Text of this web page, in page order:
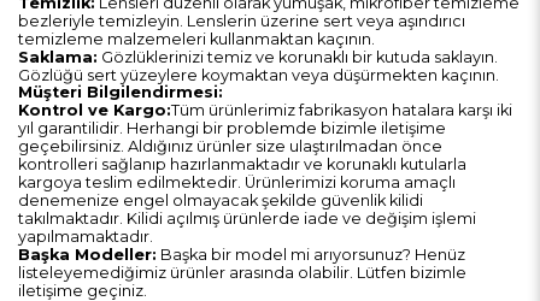
bezleriyle temizleyin. Lenslerin üzerine sert veya aşındırıcı
temizleme malzemeleri kullanmaktan kaçının.
Saklama: Gözlüklerinizi temiz ve korunaklı bir kutuda saklayın.
Gözlüğü sert yüzeylere koymaktan veya düşürmekten kaçının.
Müşteri Bilgilendirmesi:
Kontrol ve Kargo:Tüm ürünlerimiz fabrikasyon hatalara karşı iki
yıl garantilidir. Herhangi bir problemde bizimle iletişime
geçebilirsiniz. Aldığınız ürünler size ulaştırılmadan önce
kontrolleri sağlanıp hazırlanmaktadır ve korunaklı kutularla
kargoya teslim edilmektedir. Ürünlerimizi koruma amaçlı
denemenize engel olmayacak şekilde güvenlik kilidi
takılmaktadır. Kilidi açılmış ürünlerde iade ve değişim işlemi
yapılmamaktadır.
Başka Modeller: Başka bir model mi arıyorsunuz? Henüz
listeleyemediğimiz ürünler arasında olabilir. Lütfen bizimle
iletişime geçiniz.